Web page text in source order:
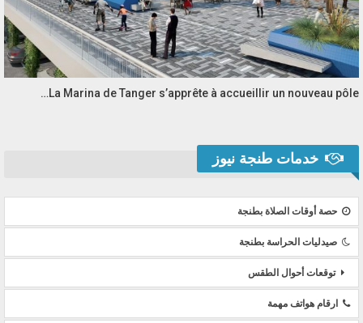
La Marina de Tanger s’apprête à accueillir un nouveau pôle…
خدمات طنجة نيوز
حصة أوقات الصلاة بطنجة
صيدليات الحراسة بطنجة
توقعات أحوال الطقس
ارقام هواتف مهمة